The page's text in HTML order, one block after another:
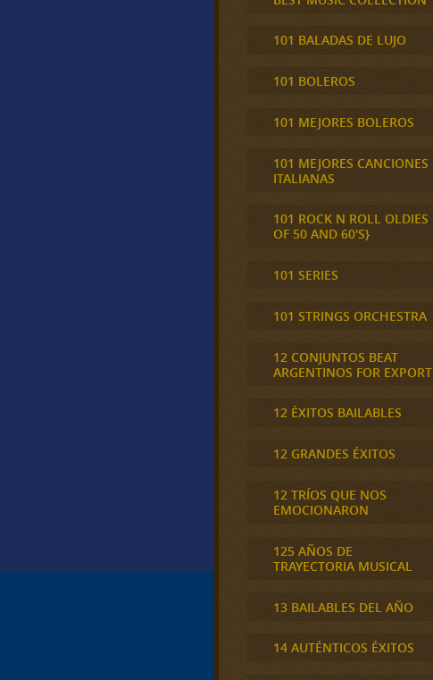
101 BALADAS DE LUJO
101 BOLEROS
101 MEJORES BOLEROS
101 MEJORES CANCIONES
ITALIANAS
101 ROCK N ROLL OLDIES
OF 50 AND 60'S}
101 SERIES
101 STRINGS ORCHESTRA
12 CONJUNTOS BEAT
ARGENTINOS FOR EXPORT
12 ÉXITOS BAILABLES
12 GRANDES ÉXITOS
12 TRÍOS QUE NOS
EMOCIONARON
125 AÑOS DE
TRAYECTORIA MUSICAL
13 BAILABLES DEL AÑO
14 AUTÉNTICOS ÉXITOS